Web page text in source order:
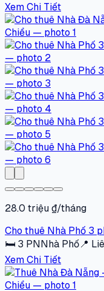
Xem Chi Tiết
28.0 triệu ₫/tháng
Cho thuê Nhà Phố 3
🛏 3 PNNhà Phố📍
Xem Chi Tiết